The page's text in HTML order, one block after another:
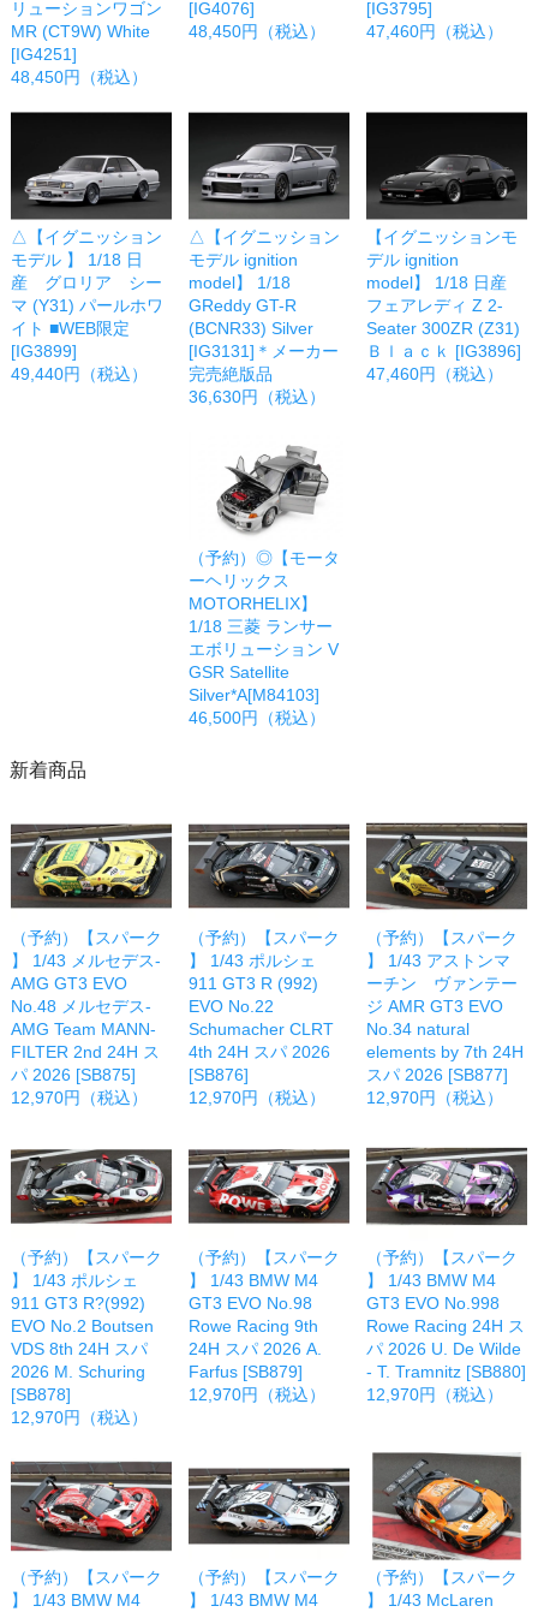
リューションワゴン
MR (CT9W) White
[IG4251]
48,450円（税込）
[IG4076]
48,450円（税込）
[IG3795]
47,460円（税込）
△【イグニッション
モデル 】 1/18 日
産 グロリア シー
マ (Y31) パールホワ
イト ■WEB限定
[IG3899]
49,440円（税込）
△【イグニッション
モデル ignition
model】 1/18
GReddy GT-R
(BCNR33) Silver
[IG3131]＊メーカー
完売絶版品
36,630円（税込）
【イグニッションモ
デル ignition
model】 1/18 日産
フェアレディ Z 2-
Seater 300ZR (Z31)
Ｂｌａｃｋ [IG3896]
47,460円（税込）
（予約）◎【モータ
ーヘリックス
MOTORHELIX】
1/18 三菱 ランサー
エボリューション V
GSR Satellite
Silver*A[M84103]
46,500円（税込）
新着商品
（予約）【スパーク
】 1/43 メルセデス-
AMG GT3 EVO
No.48 メルセデス-
AMG Team MANN-
FILTER 2nd 24H ス
パ 2026 [SB875]
12,970円（税込）
（予約）【スパーク
】 1/43 ポルシェ
911 GT3 R (992)
EVO No.22
Schumacher CLRT
4th 24H スパ 2026
[SB876]
12,970円（税込）
（予約）【スパーク
】 1/43 アストンマ
ーチン ヴァンテー
ジ AMR GT3 EVO
No.34 natural
elements by 7th 24H
スパ 2026 [SB877]
12,970円（税込）
（予約）【スパーク
】 1/43 ポルシェ
911 GT3 R?(992)
EVO No.2 Boutsen
VDS 8th 24H スパ
2026 M. Schuring
[SB878]
12,970円（税込）
（予約）【スパーク
】 1/43 BMW M4
GT3 EVO No.98
Rowe Racing 9th
24H スパ 2026 A.
Farfus [SB879]
12,970円（税込）
（予約）【スパーク
】 1/43 BMW M4
GT3 EVO No.998
Rowe Racing 24H ス
パ 2026 U. De Wilde
- T. Tramnitz [SB880]
12,970円（税込）
（予約）【スパーク
】 1/43 BMW M4
（予約）【スパーク
】 1/43 BMW M4
（予約）【スパーク
】 1/43 McLaren